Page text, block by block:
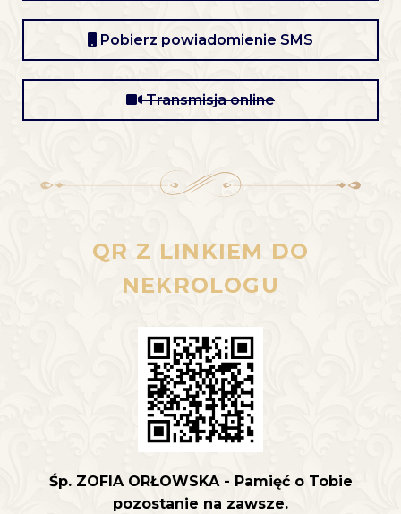
Pobierz powiadomienie SMS
Transmisja online
QR Z LINKIEM DO
NEKROLOGU
Śp. ZOFIA ORŁOWSKA - Pamięć o Tobie
pozostanie na zawsze.